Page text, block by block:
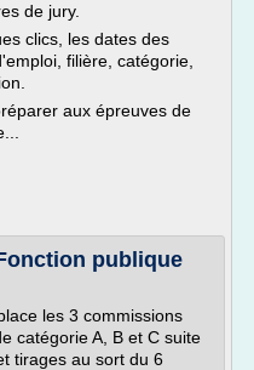
de jury.
clics, les dates des
filière, catégorie,
aux épreuves de
publique
les 3 commissions
catégorie A, B et C suite
tirages au sort du 6